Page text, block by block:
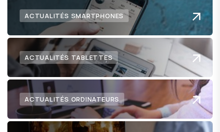
ACTUALITÉS SMARTPHONES
ACTUALITÉS TABLETTES
ACTUALITÉS ORDINATEURS